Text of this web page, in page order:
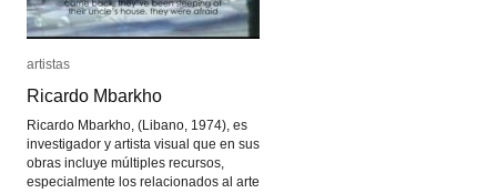
artistas
Ricardo Mbarkho
Ricardo Mbarkho, (Libano, 1974), es
investigador y artista visual que en sus
obras incluye múltiples recursos,
especialmente los relacionados al arte
artistas
Ricardo Mbarkho